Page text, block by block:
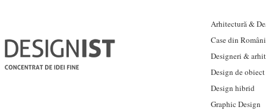
Arhitectură &
Case din
Designeri &
Design de obiect
Design hibrid
Graphic Design